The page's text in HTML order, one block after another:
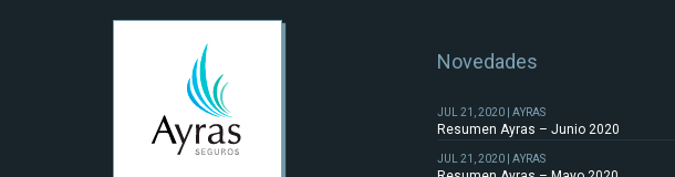
Novedades
JUL 21, 2020 | AYRAS
Resumen Ayras – Junio 2020
JUL 21, 2020 | AYRAS